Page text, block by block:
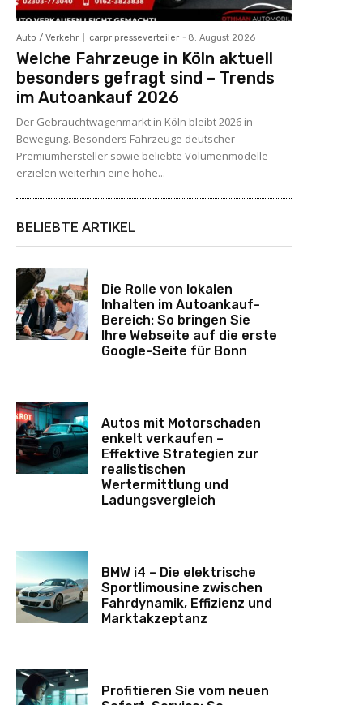
Auto / Verkehr carpr presseverteiler - 8. August 2026
Welche Fahrzeuge in Köln aktuell
besonders gefragt sind – Trends
im Autoankauf 2026
Der Gebrauchtwagenmarkt in Köln bleibt 2026 in
Bewegung. Besonders Fahrzeuge deutscher
Premiumhersteller sowie beliebte Volumenmodelle
erzielen weiterhin eine hohe...
BELIEBTE ARTIKEL
Die Rolle von lokalen
Inhalten im Autoankauf-
Bereich: So bringen Sie
Ihre Webseite auf die erste
Google-Seite für Bonn
Autos mit Motorschaden
enkelt verkaufen –
Effektive Strategien zur
realistischen
Wertermittlung und
Ladungsvergleich
BMW i4 – Die elektrische
Sportlimousine zwischen
Fahrdynamik, Effizienz und
Marktakzeptanz
Profitieren Sie vom neuen